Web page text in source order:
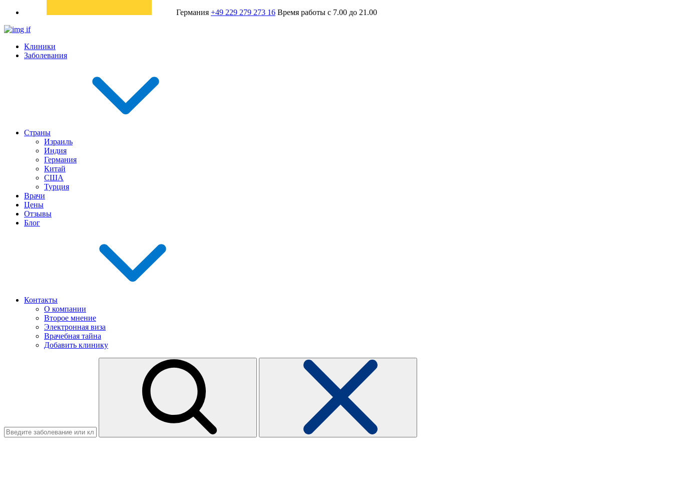
Германия +49 229 279 273 16 Время работы с 7.00 до 21.00
Клиники
Заболевания
Страны
Израиль
Индия
Германия
Китай
США
Турция
Врачи
Цены
Отзывы
Блог
Контакты
О компании
Второе мнение
Электронная виза
Врачебная тайна
Добавить клинику